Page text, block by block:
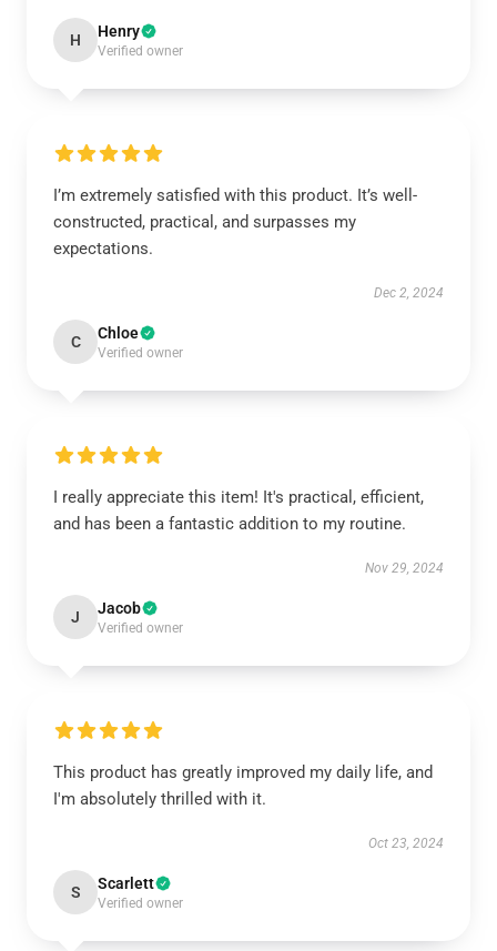
H Henry
Verified owner
I’m extremely satisfied with this product. It’s well-
constructed, practical, and surpasses my
expectations.
Dec 2, 2024
C Chloe
Verified owner
I really appreciate this item! It's practical, efficient,
and has been a fantastic addition to my routine.
Nov 29, 2024
J Jacob
Verified owner
This product has greatly improved my daily life, and
I'm absolutely thrilled with it.
Oct 23, 2024
S Scarlett
Verified owner